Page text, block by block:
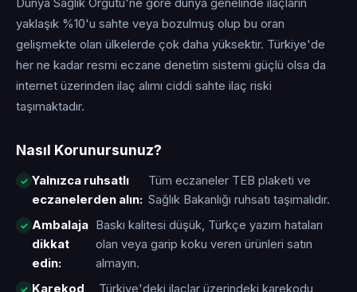
Dünya Sağlık Örgütü'ne göre dünya genelinde ilaçların
yaklaşık %10'u sahte veya bozulmuş olup bu oran
gelişmekte olan ülkelerde çok daha yüksektir. Türkiye'de
her ne kadar resmi eczane denetim sistemi güçlü olsa da
internet üzerinden ilaç alımı ciddi sahte ilaç riski
taşımaktadır.
Nasıl Korunursunuz?
Yalnızca ruhsatlı
eczanelerden alın:
Tüm eczaneler TEB plaketi ve
Sağlık Bakanlığı ruhsatı taşımalıdır.
Ambalaja
dikkat
edin:
Baskı kalitesi düşük, Türkçe yazım hataları
olan veya garip koku veren ürünleri satın
almayın.
Karekod
Türkiye'deki ilaçlar üzerindeki karekodu